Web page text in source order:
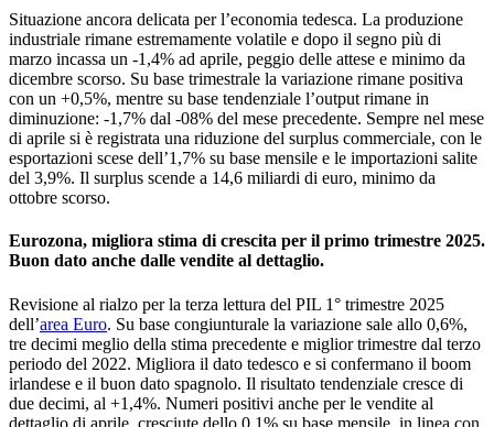
Situazione ancora delicata per l’economia tedesca. La produzione
industriale rimane estremamente volatile e dopo il segno più di
marzo incassa un -1,4% ad aprile, peggio delle attese e minimo da
dicembre scorso. Su base trimestrale la variazione rimane positiva
con un +0,5%, mentre su base tendenziale l’output rimane in
diminuzione: -1,7% dal -08% del mese precedente. Sempre nel mese
di aprile si è registrata una riduzione del surplus commerciale, con le
esportazioni scese dell’1,7% su base mensile e le importazioni salite
del 3,9%. Il surplus scende a 14,6 miliardi di euro, minimo da
ottobre scorso.
Eurozona, migliora stima di crescita per il primo trimestre 2025.
Buon dato anche dalle vendite al dettaglio.
Revisione al rialzo per la terza lettura del PIL 1° trimestre 2025
dell’area Euro. Su base congiunturale la variazione sale allo 0,6%,
tre decimi meglio della stima precedente e miglior trimestre dal terzo
periodo del 2022. Migliora il dato tedesco e si confermano il boom
irlandese e il buon dato spagnolo. Il risultato tendenziale cresce di
due decimi, al +1,4%. Numeri positivi anche per le vendite al
dettaglio di aprile, cresciute dello 0,1% su base mensile, in linea con